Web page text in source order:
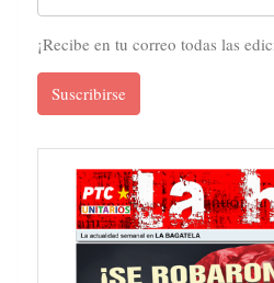
¡Recibe en tu correo todas las
Suscribirse